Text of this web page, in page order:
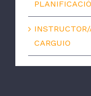
CARGUIO